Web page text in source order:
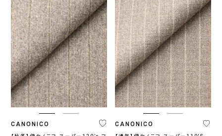
CANONICO CANONICO